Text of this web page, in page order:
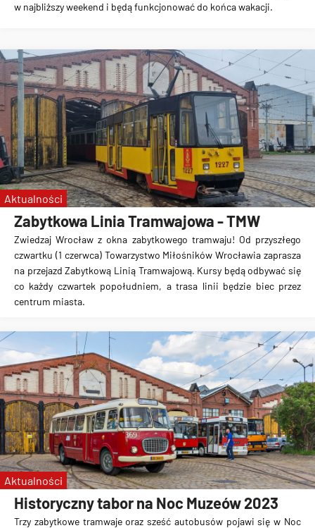
w najbliższy weekend i będą funkcjonować do końca wakacji.
Zabytkowa Linia Tramwajowa - TMW
Zwiedzaj Wrocław z okna zabytkowego tramwaju! Od przyszłego
czwartku (1 czerwca) Towarzystwo Miłośników Wrocławia zaprasza
na przejazd Zabytkową Linią Tramwajową. Kursy będą odbywać się
co każdy czwartek popołudniem, a trasa linii będzie biec przez
centrum miasta.
Aktualności
Historyczny tabor na Noc Muzeów 2023
Trzy zabytkowe tramwaje oraz sześć autobusów pojawi się w Noc
Aktualności